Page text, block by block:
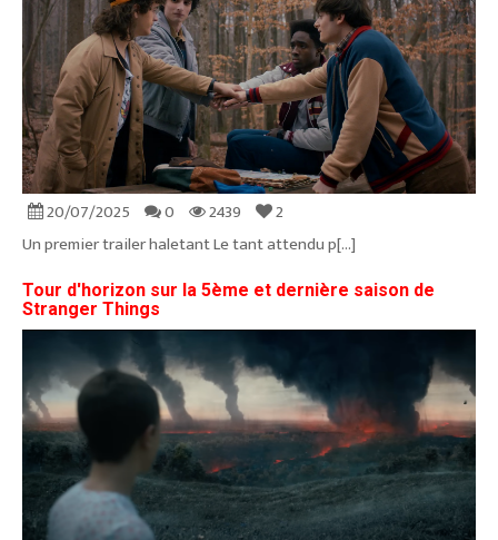
20/07/2025 0 2439
2
Un premier trailer haletant Le tant attendu p[...]
Tour d'horizon sur la 5ème et dernière saison de
Stranger Things